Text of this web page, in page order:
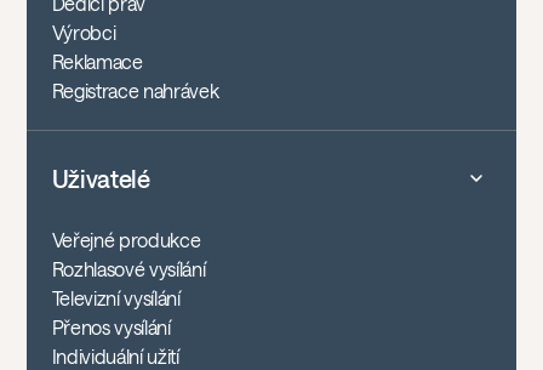
Výrobci
Reklamace
Registrace nahrávek
Uživatelé
Veřejné produkce
Rozhlasové vysílání
Televizní vysílání
Přenos vysílání
Individuální užití